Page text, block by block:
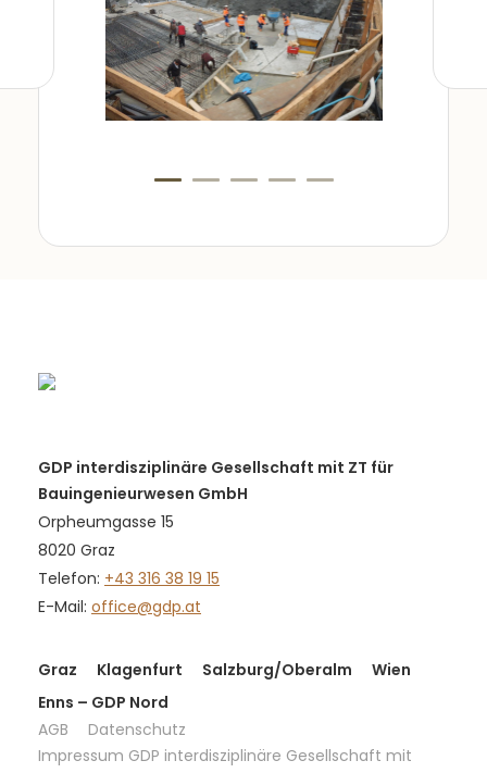
GDP interdisziplinäre Gesellschaft mit ZT für
Bauingenieurwesen GmbH
Orpheumgasse 15
8020 Graz
Telefon: +43 316 38 19 15
E-Mail: office@gdp.at
Graz Klagenfurt Salzburg/Oberalm
Wien
Enns – GDP Nord
AGB
Datenschutz
Impressum GDP interdisziplinäre Gesellschaft mit